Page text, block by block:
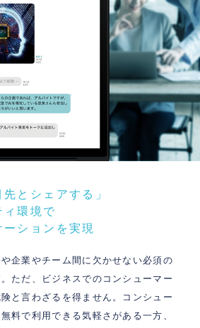
先とシェアする」
ィ環境で
ションを実現
企業やチーム間に欠かせない必須の
ただ、ビジネスでのコンシューマー
と言わざるを得ません。コンシュー
料で利用できる気軽さがある一方、